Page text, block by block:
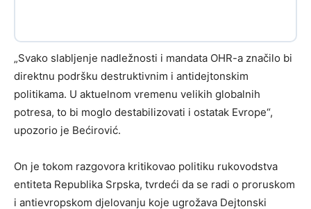
„Svako slabljenje nadležnosti i mandata OHR-a značilo bi
direktnu podršku destruktivnim i antidejtonskim
politikama. U aktuelnom vremenu velikih globalnih
potresa, to bi moglo destabilizovati i ostatak Evrope“,
upozorio je Bećirović.
On je tokom razgovora kritikovao politiku rukovodstva
entiteta Republika Srpska, tvrdeći da se radi o proruskom
i antievropskom djelovanju koje ugrožava Dejtonski